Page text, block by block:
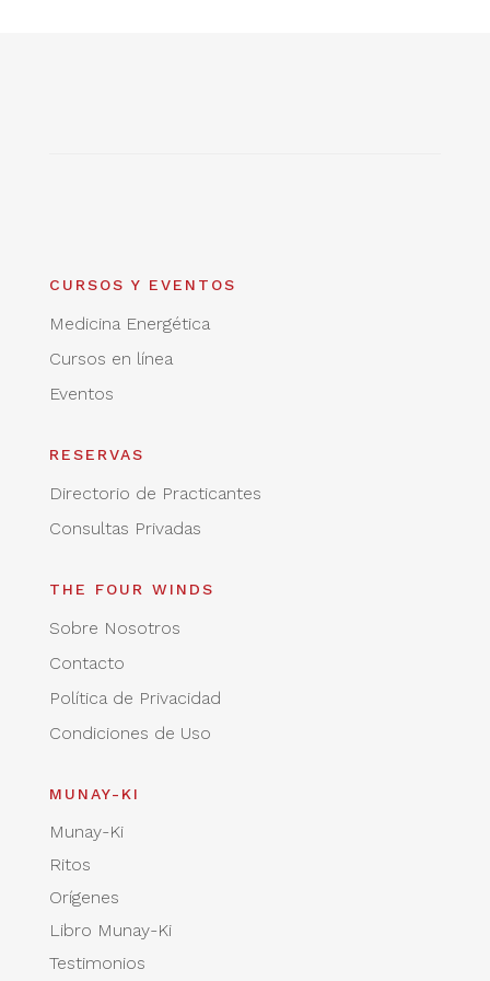
CURSOS Y EVENTOS
Medicina Energética
Cursos en línea
Eventos
RESERVAS
Directorio de Practicantes
Consultas Privadas
THE FOUR WINDS
Sobre Nosotros
Contacto
Política de Privacidad
Condiciones de Uso
MUNAY-KI
Munay-Ki
Ritos
Orígenes
Libro Munay-Ki
Testimonios